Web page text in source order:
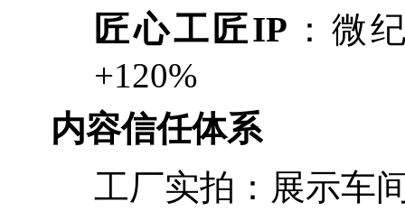
匠心工匠IP ：微
+120%
内容信任体系
工厂实拍：展示车